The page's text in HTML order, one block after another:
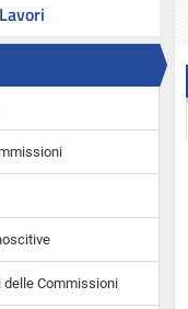
delle Commissioni